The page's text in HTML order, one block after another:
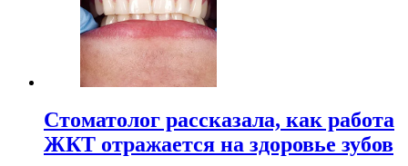
Стоматолог рассказала, как работа
ЖКТ отражается на здоровье зубов